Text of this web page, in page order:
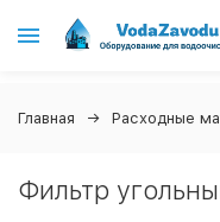
Главная Расходные
Фильтр